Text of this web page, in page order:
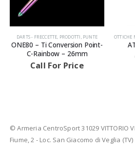
OTTICHE NOTTURNE,OTTICHE TERMICHE,
ATN – BINOX 6 DUAL
Call For Price
© Armeria CentroSport 31029 VITTORIO
Fiume, 2 - Loc. San Giacomo di Veglia (TV)
AVVISIAMO LA
LE ARMI E LE